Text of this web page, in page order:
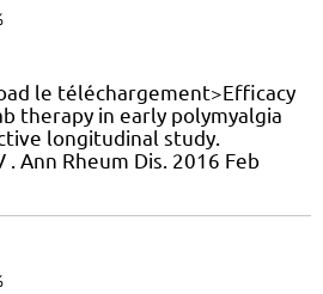
le téléchargement>Efficacy
therapy in early polymyalgia
longitudinal study.
. Ann Rheum Dis. 2016 Feb